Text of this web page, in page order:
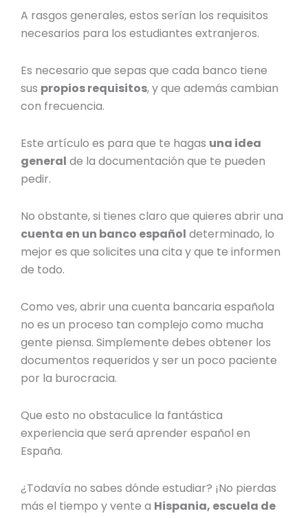
A rasgos generales, estos serían los requisitos
necesarios para los estudiantes extranjeros.
Es necesario que sepas que cada banco tiene
sus propios requisitos, y que además cambian
con frecuencia.
Este artículo es para que te hagas una idea
general de la documentación que te pueden
pedir.
No obstante, si tienes claro que quieres abrir una
cuenta en un banco español determinado, lo
mejor es que solicites una cita y que te informen
de todo.
Como ves, abrir unacuenta bancaria española
no es un proceso tan complejo como mucha
gente piensa. Simplemente debes obtener los
documentos requeridos y ser un poco paciente
por la burocracia.
Que esto no obstaculice la fantástica
experiencia que será aprender español en
España.
¿Todavía no sabes dónde estudiar? ¡No pierdas
más el tiempo y vente a Hispania, escuela de